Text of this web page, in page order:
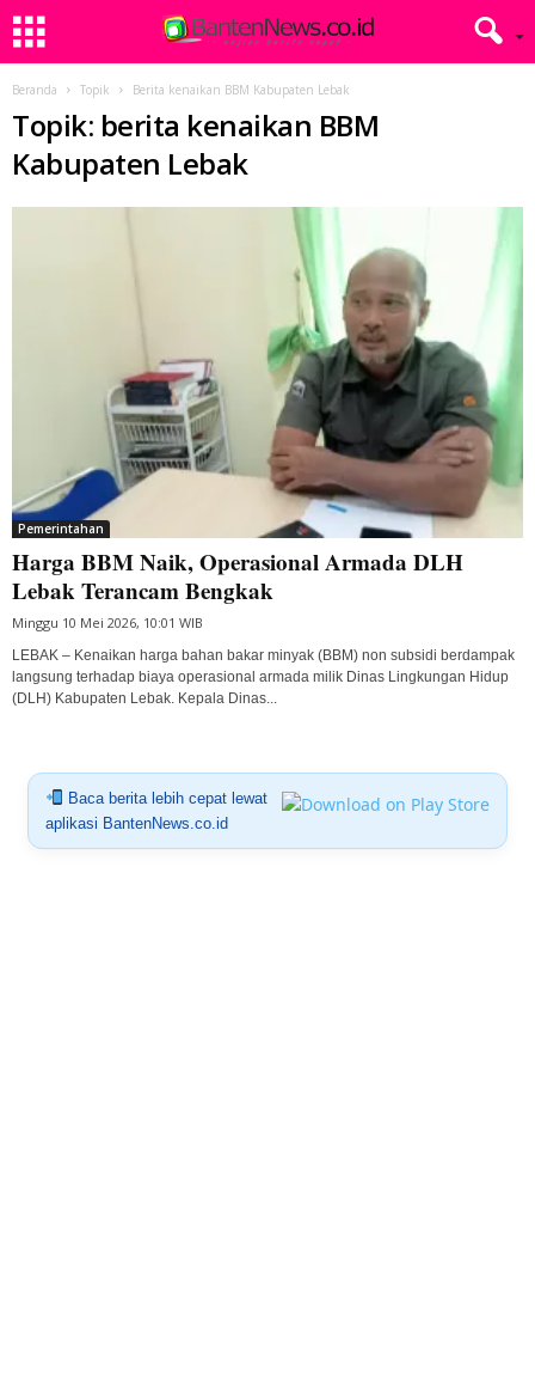
Beranda Topik Berita kenaikan BBM Kabupaten Lebak
Topik: berita kenaikan BBM
Kabupaten Lebak
Pemerintahan
Harga BBM Naik, Operasional Armada DLH
Lebak Terancam Bengkak
Minggu 10 Mei 2026, 10:01 WIB
LEBAK – Kenaikan harga bahan bakar minyak (BBM) non subsidi berdampak
langsung terhadap biaya operasional armada milik Dinas Lingkungan Hidup
(DLH) Kabupaten Lebak. Kepala Dinas...
Baca berita lebih cepat lewat
aplikasi BantenNews.co.id